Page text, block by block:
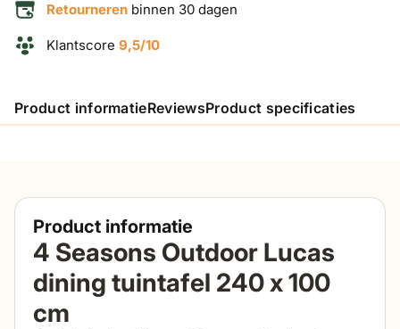
Retourneren binnen 30 dagen
Klantscore 9,5/10
Product informatieReviewsProduct specificaties
Product informatie
4 Seasons Outdoor Lucas
dining tuintafel 240 x 100
cm